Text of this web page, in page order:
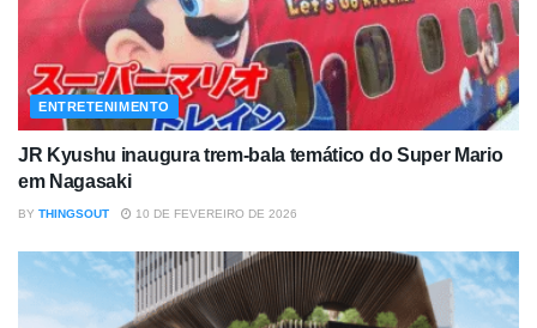
ENTRETENIMENTO
JR Kyushu inaugura trem-bala temático do Super Mario
em Nagasaki
BY THINGSOUT 10 DE FEVEREIRO DE 2026